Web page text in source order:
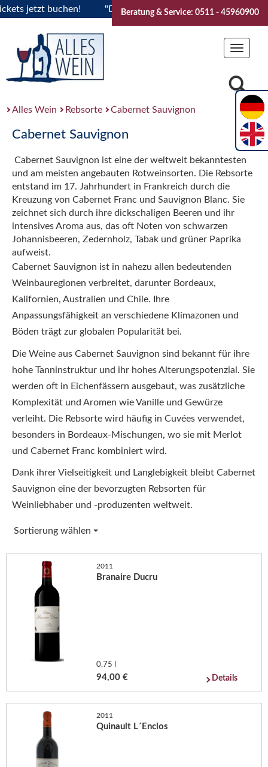
jetzt buchen! "Das Sommerfest 2026" Vive la
Beratung & Service: 0511 - 45960900
Toggle
Alles Wein Rebsorte Cabernet Sauvignon
Cabernet Sauvignon
Cabernet Sauvignon ist eine der weltweit bekanntesten
und am meisten angebauten Rotweinsorten. Die Rebsorte
entstand im 17. Jahrhundert in Frankreich durch die
Kreuzung von Cabernet Franc und Sauvignon Blanc. Sie
zeichnet sich durch ihre dickschaligen Beeren und ihr
intensives Aroma aus, das oft Noten von schwarzen
Johannisbeeren, Zedernholz, Tabak und grüner Paprika
aufweist.
Cabernet Sauvignon ist in nahezu allen bedeutenden
Weinbauregionen verbreitet, darunter Bordeaux,
Kalifornien, Australien und Chile. Ihre
Anpassungsfähigkeit an verschiedene Klimazonen und
Böden trägt zur globalen Popularität bei.
Die Weine aus Cabernet Sauvignon sind bekannt für ihre
hohe Tanninstruktur und ihr hohes Alterungspotenzial. Sie
werden oft in Eichenfässern ausgebaut, was zusätzliche
Komplexität und Aromen wie Vanille und Gewürze
verleiht. Die Rebsorte wird häufig in Cuvées verwendet,
besonders in Bordeaux-Mischungen, wo sie mit Merlot
und Cabernet Franc kombiniert wird.
Dank ihrer Vielseitigkeit und Langlebigkeit bleibt Cabernet
Sauvignon eine der bevorzugten Rebsorten für
Weinliebhaber und -produzenten weltweit.
Sortierung wählen
2011
Branaire Ducru
0,75 l
94,00 € Details
2011
Quinault L´Enclos